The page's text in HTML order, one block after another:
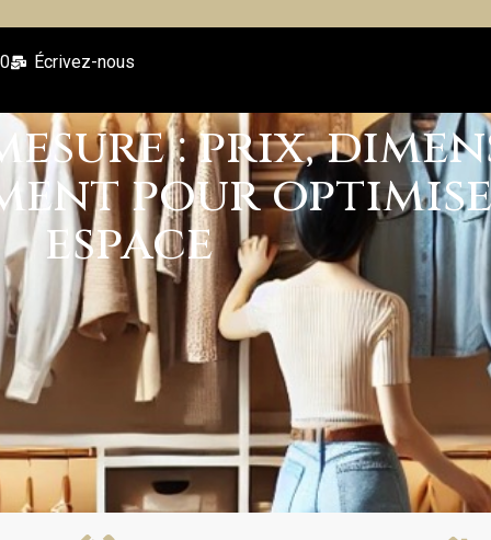
Écrivez-nous
: prix,
pour
espace